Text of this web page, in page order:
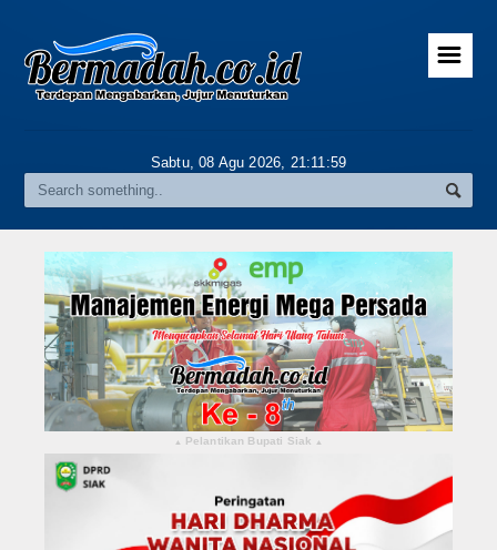
Home
Gallery
Riau
Daerah
Pekanbaru
Pelalawan
Kampar
Rokan Hulu
☰
Sabtu, 08 Agu 2026, 21:12:00
▴ Pelantikan Bupati Siak ▴